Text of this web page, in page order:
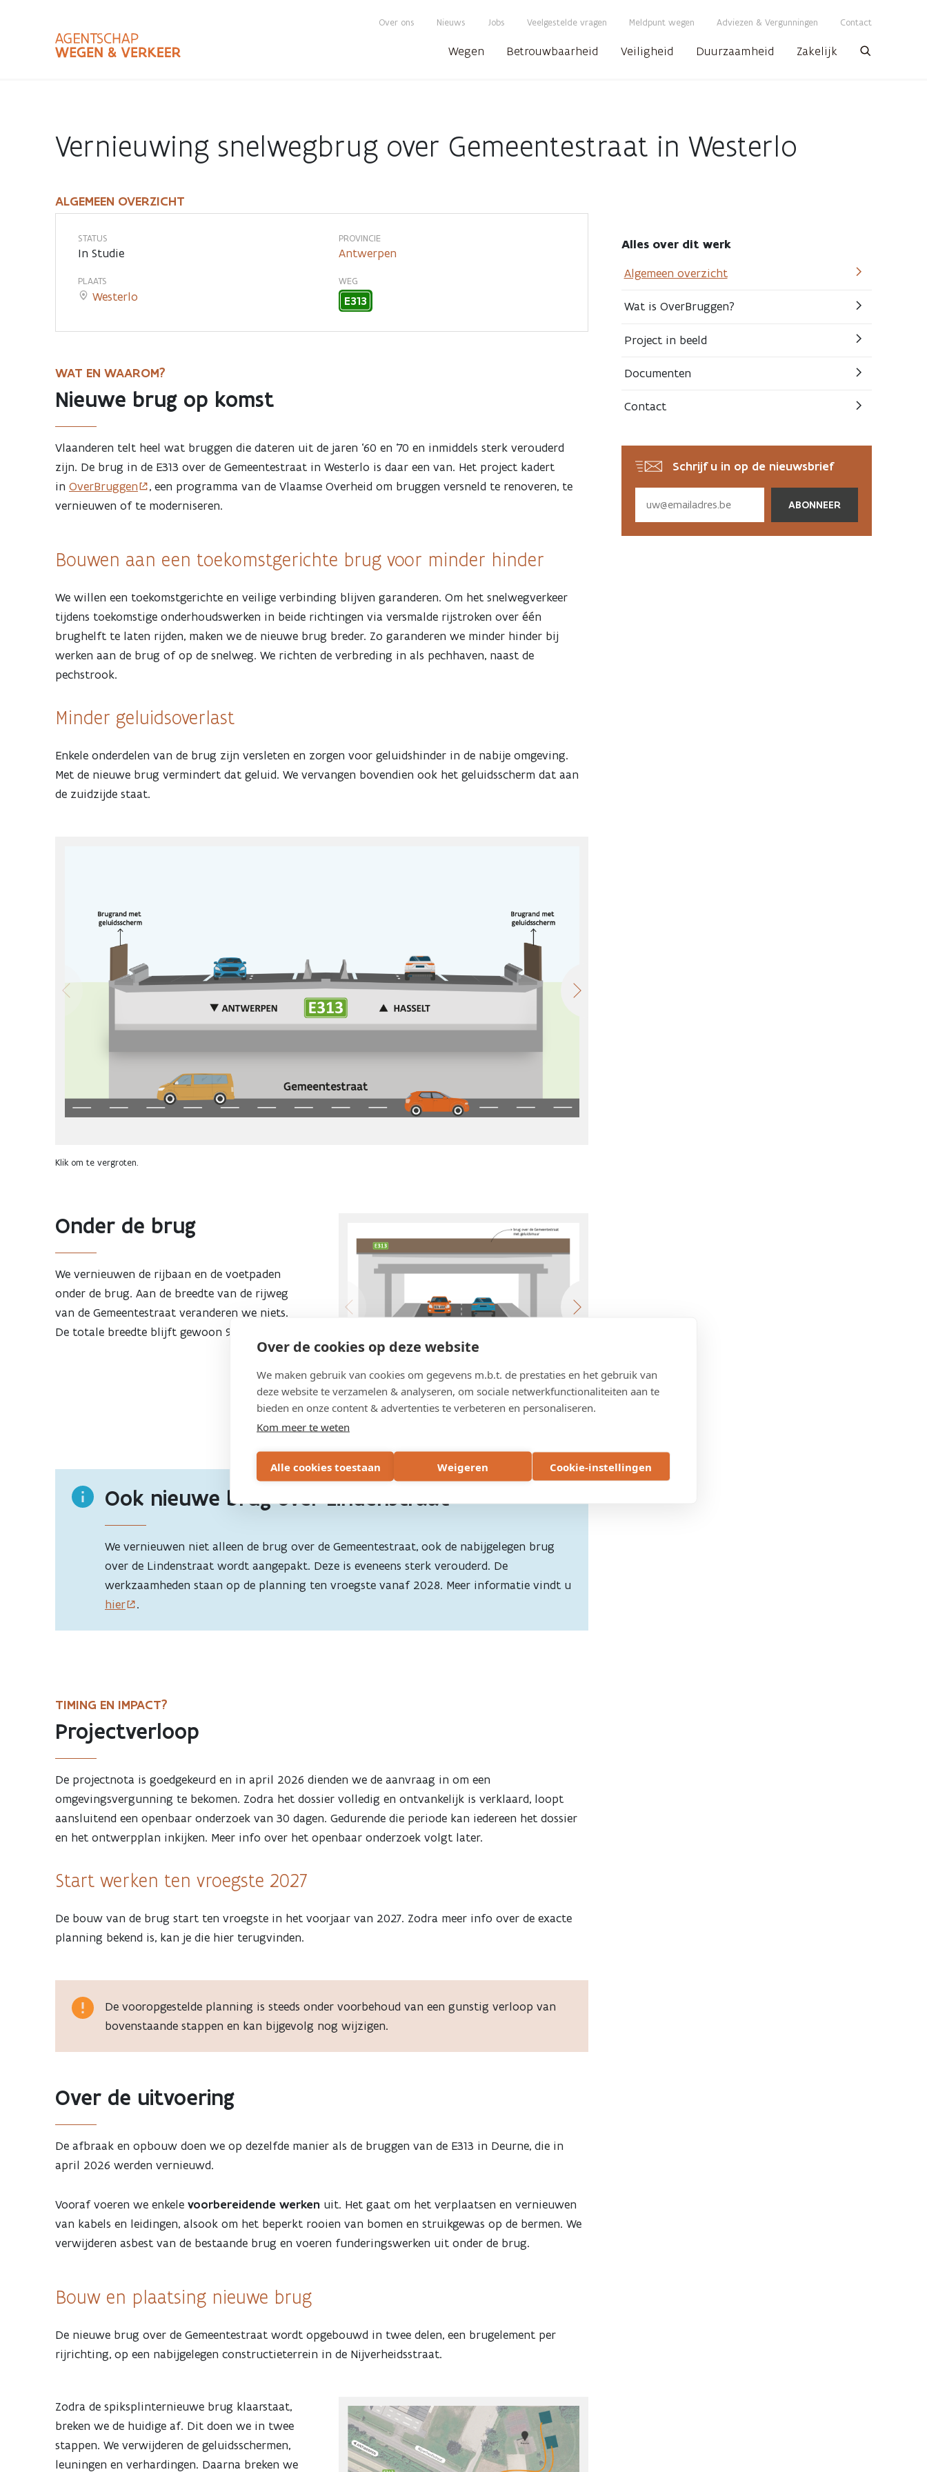
Over de cookies op deze website
We maken gebruik van cookies om gegevens m.b.t. de prestaties en het gebruik van
deze website te verzamelen & analyseren, om sociale netwerkfunctionaliteiten aan te
bieden en onze content & advertenties te verbeteren en personaliseren.
Kom meer te weten
Alle cookies toestaan Weigeren Cookie-instellingen
Over ons Nieuws Jobs Veelgestelde vragen Meldpunt wegen Adviezen & Vergunningen Contact
Wegen Betrouwbaarheid Veiligheid Duurzaamheid Zakelijk
Zoekbalk
Vernieuwing snelwegbrug over Gemeentestraat in Westerlo
Vernieuwing
snelwegbrug
over
Gemeentestraat
in
Westerlo
ALGEMEEN OVERZICHT
STATUS
In Studie
PROVINCIE
Antwerpen
PLAATS
Westerlo
WEG
E313
WAT EN WAAROM?
Nieuwe brug op komst
Vlaanderen telt heel wat bruggen die dateren uit de jaren ‘60 en ‘70 en inmiddels sterk verouderd
zijn. De brug in de E313 over de Gemeentestraat in Westerlo is daar een van. Het project kadert
in OverBruggen
, een programma van de Vlaamse Overheid om bruggen versneld te renoveren, te
vernieuwen of te moderniseren.
Bouwen aan een toekomstgerichte brug voor minder hinder
We willen een toekomstgerichte en veilige verbinding blijven garanderen. Om het snelwegverkeer
tijdens toekomstige onderhoudswerken in beide richtingen via versmalde rijstroken over één
brughelft te laten rijden, maken we de nieuwe brug breder. Zo garanderen we minder hinder bij
werken aan de brug of op de snelweg. We richten de verbreding in als pechhaven, naast de
pechstrook.
Minder geluidsoverlast
Enkele onderdelen van de brug zijn versleten en zorgen voor geluidshinder in de nabije omgeving.
Met de nieuwe brug vermindert dat geluid. We vervangen bovendien ook het geluidsscherm dat aan
de zuidzijde staat.
Klik om te vergroten.
Onder de brug
We vernieuwen de rijbaan en de voetpaden
onder de brug. Aan de breedte van de rijweg
van de Gemeentestraat veranderen we niets.
De totale breedte blijft gewoon 9,10 m.
Ook nieuwe brug over Lindenstraat
We vernieuwen niet alleen de brug over de Gemeentestraat, ook de nabijgelegen brug
over de Lindenstraat wordt aangepakt. Deze is eveneens sterk verouderd. De
werkzaamheden staan op de planning ten vroegste vanaf 2028. Meer informatie vindt u
hier
.
TIMING EN IMPACT?
Projectverloop
De projectnota is goedgekeurd en in april 2026 dienden we de aanvraag in om een
omgevingsvergunning te bekomen. Zodra het dossier volledig en ontvankelijk is verklaard, loopt
aansluitend een openbaar onderzoek van 30 dagen. Gedurende die periode kan iedereen het dossier
en het ontwerpplan inkijken. Meer info over het openbaar onderzoek volgt later.
Start werken ten vroegste 2027
De bouw van de brug start ten vroegste in het voorjaar van 2027. Zodra meer info over de exacte
planning bekend is, kan je die hier terugvinden.
De vooropgestelde planning is steeds onder voorbehoud van een gunstig verloop van
bovenstaande stappen en kan bijgevolg nog wijzigen.
Over de uitvoering
De afbraak en opbouw doen we op dezelfde manier als de bruggen van de E313 in Deurne, die in
april 2026 werden vernieuwd.
Vooraf voeren we enkele voorbereidende werken uit. Het gaat om het verplaatsen en vernieuwen
van kabels en leidingen, alsook om het beperkt rooien van bomen en struikgewas op de bermen. We
verwijderen asbest van de bestaande brug en voeren funderingswerken uit onder de brug.
Bouw en plaatsing nieuwe brug
De nieuwe brug over de Gemeentestraat wordt opgebouwd in twee delen, een brugelement per
rijrichting, op een nabijgelegen constructieterrein in de Nijverheidsstraat.
Zodra de spiksplinternieuwe brug klaarstaat,
breken we de huidige af. Dit doen we in twee
stappen. We verwijderen de geluidsschermen,
leuningen en verhardingen. Daarna breken we
Alles over dit werk
Algemeen overzicht
Wat is OverBruggen?
Project in beeld
Documenten
Contact
Schrijf u in op de nieuwsbrief
via
email